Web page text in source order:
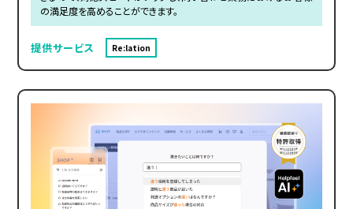
の満足度を高めることができます。
提供サービス Re:lation